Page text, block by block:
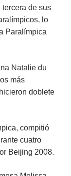
de sus
lo
Paralímpica
Natalie du
más
doblete
compitió
cuatro
Beijing 2008.